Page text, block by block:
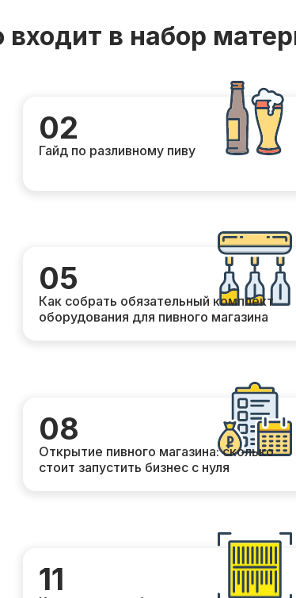
входит в набор
11
08
Открытие пивного магазина: сколько
стоит запустить бизнес с нуля
05
Как собрать обязательный комплект
оборудования для пивного магазина
02
Гайд по разливному пиву